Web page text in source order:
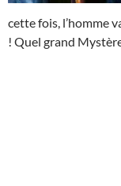
cette fois, l’homme
! Quel grand